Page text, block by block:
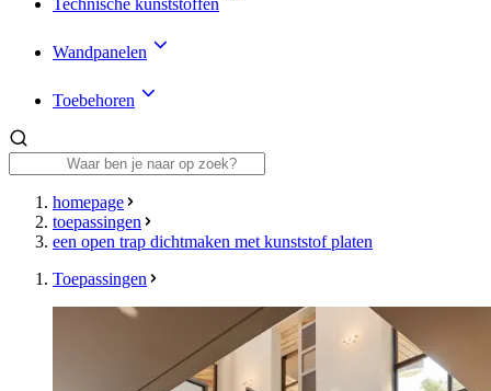
Wandpanelen
Toebehoren
homepage
toepassingen
een open trap dichtmaken met kunststof platen
Toepassingen